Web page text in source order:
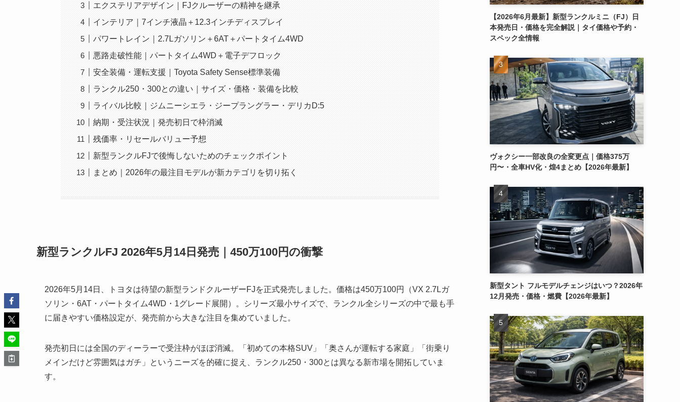
エクステリアデザイン｜FJクルーザーの精神を継承
インテリア｜7インチ液晶＋12.3インチディスプレイ
パワートレイン｜2.7Lガソリン＋6AT＋パートタイム4WD
悪路走破性能｜パートタイム4WD＋電子デフロック
安全装備・運転支援｜Toyota Safety Sense標準装備
ランクル250・300との違い｜サイズ・価格・装備を比較
ライバル比較｜ジムニーシエラ・ジープラングラー・デリカD:5
納期・受注状況｜発売初日で枠消滅
残価率・リセールバリュー予想
新型ランクルFJで後悔しないためのチェックポイント
まとめ｜2026年の最注目モデルが新カテゴリを切り拓く
新型ランクルFJ 2026年5月14日発売｜450万100円の衝撃
2026年5月14日、トヨタは待望の新型ランドクルーザーFJを正式発売しました。価格は450万100円（VX 2.7Lガ
ソリン・6AT・パートタイム4WD・1グレード展開）。シリーズ最小サイズで、ランクル全シリーズの中で最も手
に届きやすい価格設定が、発売前から大きな注目を集めていました。
発売初日には全国のディーラーで受注枠がほぼ消滅。「初めての本格SUV」「奥さんが運転する家庭」「街乗り
メインだけど雰囲気はガチ」というニーズを的確に捉え、ランクル250・300とは異なる新市場を開拓していま
す。
【2026年6月最新】新型ランクルミニ（FJ）日
本発売日・価格を完全解説｜タイ価格や予約・
スペック全情報
ヴォクシー一部改良の全変更点｜価格375万
円〜・全車HV化・煌4まとめ【2026年最新】
新型タント フルモデルチェンジはいつ？2026年
12月発売・価格・燃費【2026年最新】